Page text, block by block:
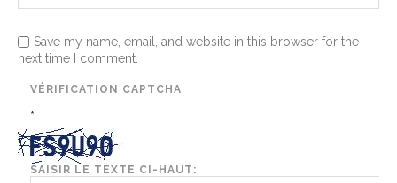
Save my name, email, and website in this browser for the
next time I comment.
VÉRIFICATION CAPTCHA
*
SAISIR LE TEXTE CI-HAUT: